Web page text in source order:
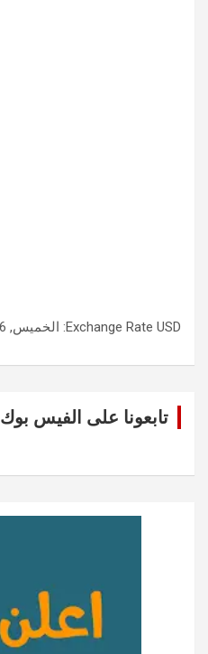
Exchange Rate USD : الخميس, 6 أغسطس.
تابعونا على الفيس بوك